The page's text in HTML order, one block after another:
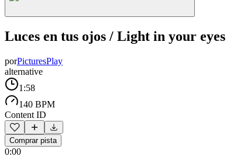
Luces en tus ojos / Light in your eyes
porPicturesPlay
alternative
1:58
140 BPM
Content ID
Comprar pista
0:00